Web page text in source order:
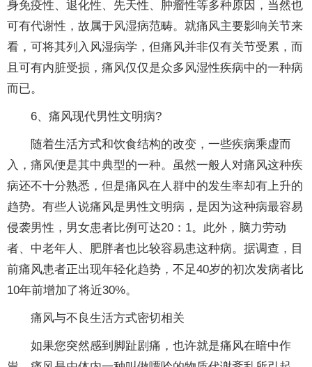
身免疫性、退化性、先天性、肿瘤性等多种原因，当然也
可有代谢性，故属于风湿病范畴。就痛风主要影响关节来
看，可将其列入风湿病学，但痛风并非仅有关节受累，而
且可有内脏受损，痛风仅仅是众多风湿性疾病中的一种病
而已。
6、痛风现代男性文明病?
随着生活方式和饮食结构的改变，一些疾病乘虚而
入，痛风便是其中典型的一种。虽然一般人对痛风这种疾
病还不十分熟悉，但是痛风在人群中的发生率却有上升的
趋势。有些人说痛风是男性文明病，是因为这种病最容易
侵袭男性，男女患者比例可达20：1。此外，脑力劳动
者、中老年人、肥胖者也比较容易患这种病。据调查，目
前痛风患者正出现年轻化趋势，不足40岁的初次发病者比
10年前增加了将近30%。
痛风与不良生活方式密切相关
如果您突然感到脚趾剧痛，也许就是痛风在暗中作